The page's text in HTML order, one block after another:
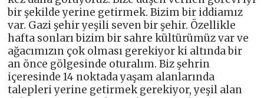
bir şekilde yerine getirmek. Bizim bir iddiamız
var. Gazi şehir yeşili seven bir şehir. Özellikle
hafta sonları bizim bir sahre kültürümüz var ve
ağacımızın çok olması gerekiyor ki altında bir
an önce gölgesinde oturalım. Biz şehrin
içeresinde 14 noktada yaşam alanlarında
talepleri yerine getirmek gerekiyor, yeşil alan